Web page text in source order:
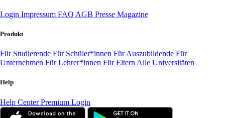
Login Impressum FAQ AGB Presse Magazine
Produkt
Für Studierende Für Schüler*innen Für Auszubildende Für
Unternehmen Für Lehrer*innen Für Eltern Alle Universitäten
Help
Help CenterPremium Login